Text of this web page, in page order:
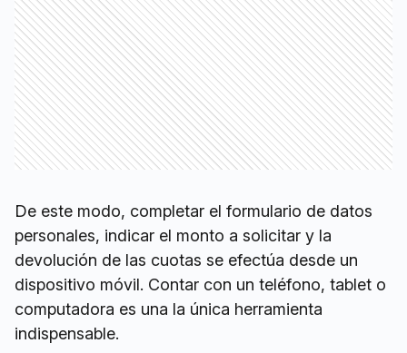
De este modo, completar el formulario de datos
personales, indicar el monto a solicitar y la
devolución de las cuotas se efectúa desde un
dispositivo móvil. Contar con un teléfono, tablet o
computadora es una la única herramienta
indispensable.